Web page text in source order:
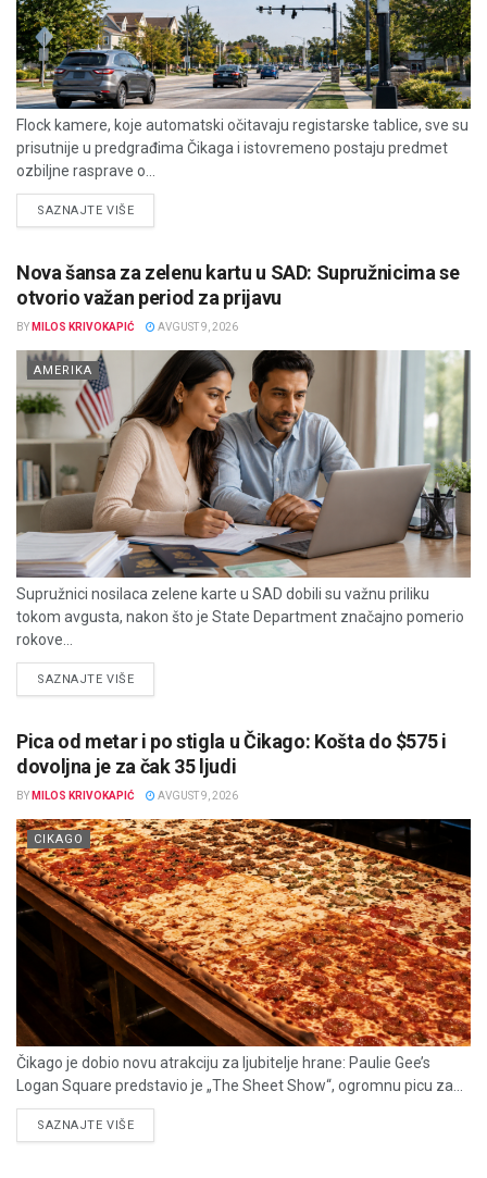
Flock kamere, koje automatski očitavaju registarske tablice, sve su
prisutnije u predgrađima Čikaga i istovremeno postaju predmet
ozbiljne rasprave o...
SAZNAJTE VIŠEDETAILS
Nova šansa za zelenu kartu u SAD: Supružnicima se
otvorio važan period za prijavu
BY MILOS KRIVOKAPIĆ AVGUST 9, 2026
AMERIKA
Supružnici nosilaca zelene karte u SAD dobili su važnu priliku
tokom avgusta, nakon što je State Department značajno pomerio
rokove...
SAZNAJTE VIŠEDETAILS
Pica od metar i po stigla u Čikago: Košta do $575 i
dovoljna je za čak 35 ljudi
BY MILOS KRIVOKAPIĆ AVGUST 9, 2026
CIKAGO
Čikago je dobio novu atrakciju za ljubitelje hrane: Paulie Gee’s
Logan Square predstavio je „The Sheet Show“, ogromnu picu za...
SAZNAJTE VIŠEDETAILS